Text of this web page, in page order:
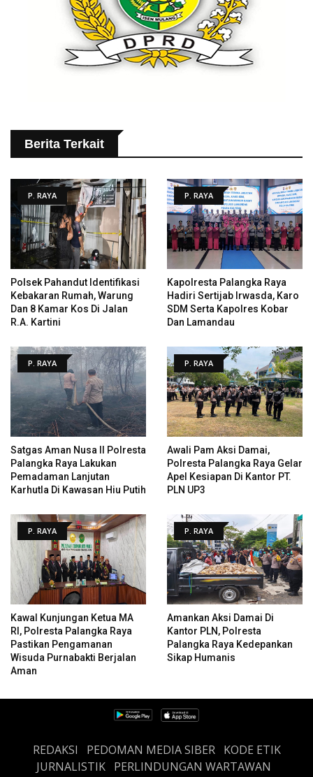
Berita Terkait
P. RAYA
Polsek Pahandut Identifikasi
Kebakaran Rumah, Warung
Dan 8 Kamar Kos Di Jalan
R.A. Kartini
P. RAYA
Kapolresta Palangka Raya
Hadiri Sertijab Irwasda, Karo
SDM Serta Kapolres Kobar
Dan Lamandau
P. RAYA
Satgas Aman Nusa II Polresta
Palangka Raya Lakukan
Pemadaman Lanjutan
Karhutla Di Kawasan Hiu Putih
P. RAYA
Awali Pam Aksi Damai,
Polresta Palangka Raya Gelar
Apel Kesiapan Di Kantor PT.
PLN UP3
P. RAYA
Kawal Kunjungan Ketua MA
RI, Polresta Palangka Raya
Pastikan Pengamanan
Wisuda Purnabakti Berjalan
Aman
P. RAYA
Amankan Aksi Damai Di
Kantor PLN, Polresta
Palangka Raya Kedepankan
Sikap Humanis
REDAKSI PEDOMAN MEDIA SIBER
KODE ETIK
JURNALISTIK PERLINDUNGAN WARTAWAN